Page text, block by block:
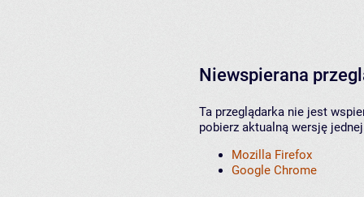
Niewspierana
Ta przeglądarka nie jest
pobierz aktualną wersję
Mozilla Firefox
Google Chrome